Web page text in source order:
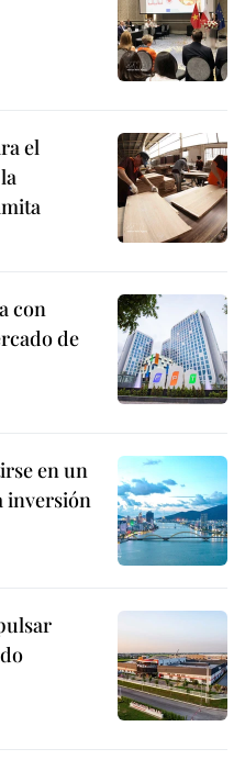
el
con
de
en un
inversión